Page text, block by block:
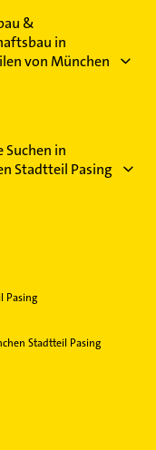
&
in
von München
Suchen in
Stadtteil Pasing
Pasing
Stadtteil Pasing